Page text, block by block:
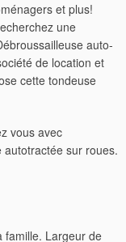
et plus!
une
auto-
de location et
cette tondeuse
vous avec
autotractée sur roues.
famille. Largeur de